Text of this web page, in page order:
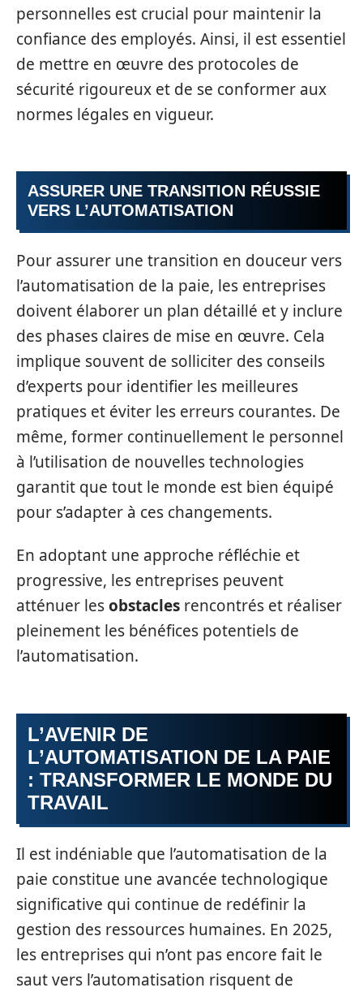
personnelles est crucial pour maintenir la
confiance des employés. Ainsi, il est essentiel
de mettre en œuvre des protocoles de
sécurité rigoureux et de se conformer aux
normes légales en vigueur.
ASSURER UNE TRANSITION RÉUSSIE
VERS L’AUTOMATISATION
Pour assurer une transition en douceur vers
l’automatisation de la paie, les entreprises
doivent élaborer un plan détaillé et y inclure
des phases claires de mise en œuvre. Cela
implique souvent de solliciter des conseils
d’experts pour identifier les meilleures
pratiques et éviter les erreurs courantes. De
même, former continuellement le personnel
à l’utilisation de nouvelles technologies
garantit que tout le monde est bien équipé
pour s’adapter à ces changements.
En adoptant une approche réfléchie et
progressive, les entreprises peuvent
atténuer lesobstacles rencontrés et réaliser
pleinement les bénéfices potentiels de
l’automatisation.
L’AVENIR DE
L’AUTOMATISATION DE LA PAIE
: TRANSFORMER LE MONDE DU
TRAVAIL
Il est indéniable que l’automatisation de la
paie constitue une avancée technologique
significative qui continue de redéfinir la
gestion des ressources humaines. En 2025,
les entreprises qui n’ont pas encore fait le
saut vers l’automatisation risquent de